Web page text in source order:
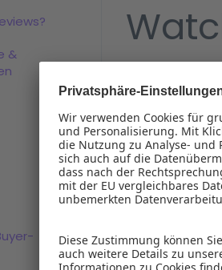
Der Watchlist-
halten. Der
und fungiert
auf eurem
wir heben
Wurde deine
&